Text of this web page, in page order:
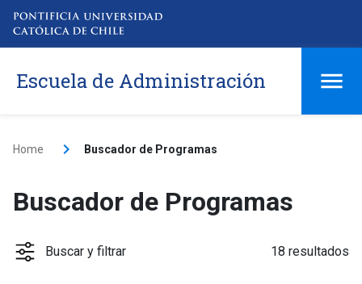
Escuela de Administración
Home Buscador de Programas
Buscador de Programas
Buscar y filtrar 18 resultados